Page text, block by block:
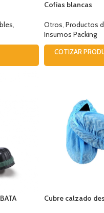
,
Cofias blancas
Otros, Productos
Insumos Packing
COTIZAR
Cubre calzado